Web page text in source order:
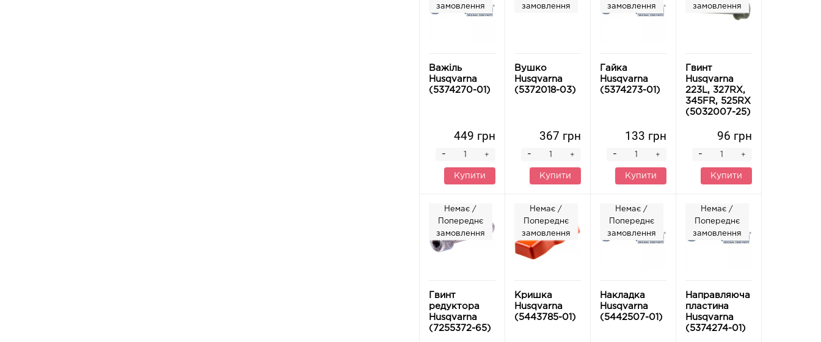
замовлення
Важіль
Husqvarna
(5374270-01)
449 грн
+
-
Купити
замовлення
Вушко
Husqvarna
(5372018-03)
367 грн
+
-
Купити
замовлення
Гайка
Husqvarna
(5374273-01)
133 грн
+
-
Купити
замовлення
Гвинт
Husqvarna
223L, 327RX,
345FR, 525RX
(5032007-25)
96 грн
+
-
Купити
Немає /
Попереднє
замовлення
Гвинт
редуктора
Husqvarna
(7255372-65)
Немає /
Попереднє
замовлення
Кришка
Husqvarna
(5443785-01)
Немає /
Попереднє
замовлення
Накладка
Husqvarna
(5442507-01)
Немає /
Попереднє
замовлення
Направляюча
пластина
Husqvarna
(5374274-01)